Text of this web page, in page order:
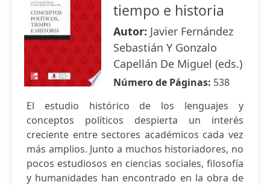
tiempo e historia
Autor: Javier Fernández
Sebastián Y Gonzalo
Capellán De Miguel (eds.)
Número de Páginas: 538
El estudio histórico de los lenguajes y
conceptos políticos despierta un interés
creciente entre sectores académicos cada vez
más amplios. Junto a muchos historiadores, no
pocos estudiosos en ciencias sociales, filosofía
y humanidades han encontrado en la obra de